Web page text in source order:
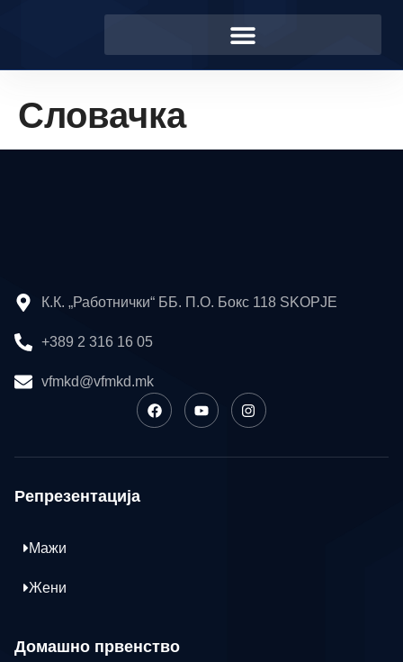
Словачка
К.К. „Работнички“ ББ. П.О. Бокс 118 SKOPJE
+389 2 316 16 05
vfmkd@vfmkd.mk
Репрезентација
Мажи
Жени
Домашно првенство